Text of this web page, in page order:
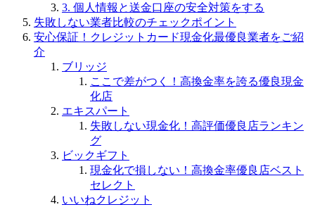
3. 個人情報と送金口座の安全対策をする
失敗しない業者比較のチェックポイント
安心保証！クレジットカード現金化最優良業者をご紹
介
ブリッジ
ここで差がつく！高換金率を誇る優良現金
化店
エキスパート
失敗しない現金化！高評価優良店ランキン
グ
ビックギフト
現金化で損しない！高換金率優良店ベスト
セレクト
いいねクレジット